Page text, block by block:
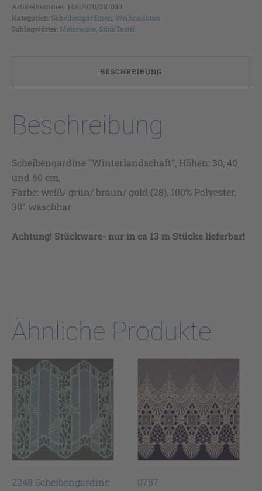
Artikelnummer: 1481/970/28/030
Kategorien: Scheibengardinen Weihnachten
Schlagwörter: Meterware StickTextil
BESCHREIBUNG
Beschreibung
Scheibengardine "Winterlandschaft", Höhen: 30, 40
und 60 cm,
Farbe: weiß/ grün/ braun/ gold (28), 100% Polyester,
30° waschbar
Achtung! Stückware- nur in ca 13 m Stücke lieferbar!
Ähnliche Produkte
2248 Scheibengardine
0787